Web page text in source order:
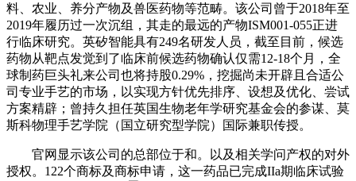
料、农业、养分产物及兽医药物等范畴。该公司曾于2018年至
2019年履历过一次沉组，其走的最远的产物ISM001-055正进
行临床研究。英矽智能具有249名研发人员，截至目前，候选
药物从靶点发觉到了临床前候选药物确认仅需12-18个月，全
球制药巨头礼来公司也将持股0.29%，挖掘尚未开辟且合适公
司专业手艺的市场，以实现方针优先排序、设想及优化、尝试
方案精辟；曾持久担任英国生物老年学研究基金会的参谋、莫
斯科物理手艺学院（国立研究型学院）国际兼职传授。
官网显示该公司的总部位于和。以及相关学问产权的对外
授权。122个商标及商标申请，这一药品已完成IIa期临床试验